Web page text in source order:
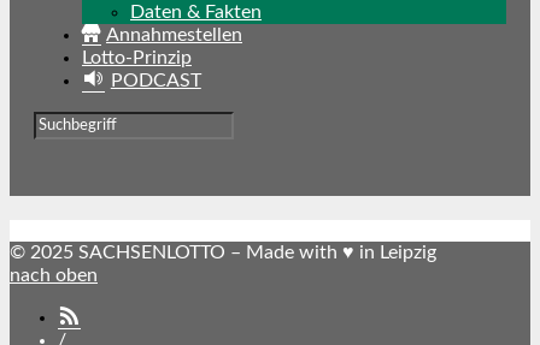
Daten & Fakten
Annahmestellen
Lotto-Prinzip
PODCAST
© 2025 SACHSENLOTTO – Made with ♥ in Leipzig
nach oben
/